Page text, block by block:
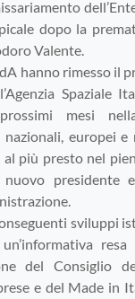
dopo la
Valente.
hanno rimesso il
Spaziale
mesi
europei e
più presto nel
presidente
sviluppi
del Consiglio
e del Made in